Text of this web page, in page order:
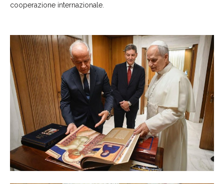
cooperazione internazionale.